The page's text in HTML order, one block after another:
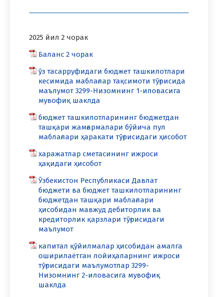
2025 йил 2 чорак
Баланс 2 чорак
ўз тасарруфидаги бюджет ташкилотлари
кесимида маблағлар тақсимоти тўғрисида
маълумот 3299-Низомнинг 1-иловасига
мувофиқ шаклда
бюджет ташкилотларининг бюджетдан
ташқари жамғармалари бўйича пул
маблағлари ҳаракати тўғрисидаги ҳисобот
харажатлар сметасининг ижроси
ҳақидаги ҳисобот
Ўзбекистон Республикаси Давлат
бюджети ва бюджет ташкилотларининг
бюджетдан ташқари маблағлари
ҳисобидан мавжуд дебиторлик ва
кредиторлик қарзлари тўғрисидаги
маълумот
капитал қўйилмалар ҳисобидан амалга
оширилаётган лойиҳаларнинг ижроси
тўғрисидаги маълумотлар 3299-
Низомнинг 2-иловасига мувофиқ
шаклда